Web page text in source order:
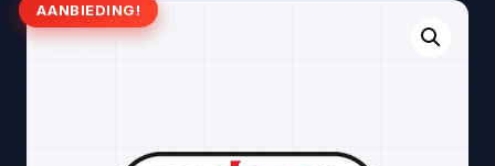
AANBIEDING!